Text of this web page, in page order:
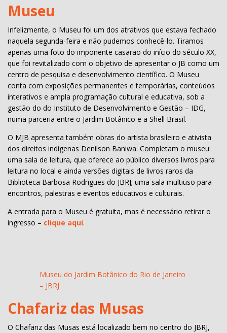
Museu
Infelizmente, o Museu foi um dos atrativos que estava fechado
naquela segunda-feira e não pudemos conhecê-lo. Tiramos
apenas uma foto do imponente casarão do início do século XX,
que foi revitalizado com o objetivo de apresentar o JB como um
centro de pesquisa e desenvolvimento científico. O Museu
conta com exposições permanentes e temporárias, conteúdos
interativos e ampla programação cultural e educativa, sob a
gestão do do Instituto de Desenvolvimento e Gestão – IDG,
numa parceria entre o Jardim Botânico e a Shell Brasil.
O MJB apresenta também obras do artista brasileiro e ativista
dos direitos indígenas Denílson Baniwa. Completam o museu:
uma sala de leitura, que oferece ao público diversos livros para
leitura no local e ainda versões digitais de livros raros da
Biblioteca Barbosa Rodrigues do JBRJ; uma sala multiuso para
encontros, palestras e eventos educativos e culturais.
A entrada para o Museu é gratuita, mas é necessário retirar o
ingresso – clique aqui.
Museu do Jardim Botânico do Rio de Janeiro
– JBRJ
Chafariz das Musas
O Chafariz das Musas está localizado bem no centro do JBRJ,